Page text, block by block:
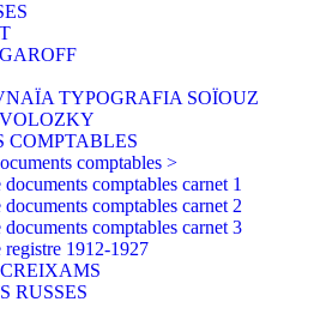
TYPOGRAFIA SOÏOUZ
COMPTABLES
comptables >
comptables carnet 1
comptables carnet 2
comptables carnet 3
registre 1912-1927
RUSSES